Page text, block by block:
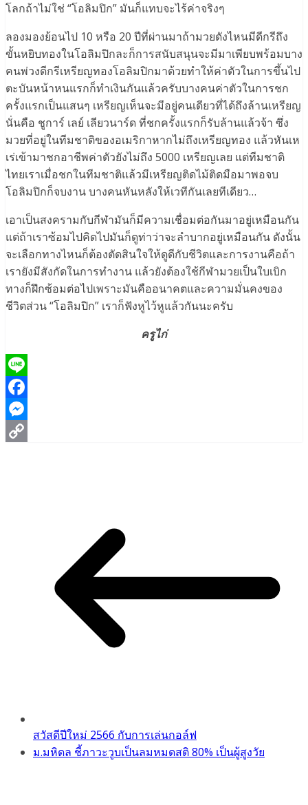
โลกถ้าไม่ใช่ “โอลิมปิก” มันก็แทบจะไร้ค่าจริงๆ
ลองมองย้อนไป 10 หรือ 20 ปีที่ผ่านมาถ้ามวยดังไหนมีดีกรีถึง
ขั้นหยิบทองในโอลิมปิกละก็การสนับสนุนจะมีมาเพียบพร้อมบาง
คนพ่วงดีกรีเหรียญทองโอลิมปิกมาด้วยทำให้ค่าตัวในการขึ้นไป
ตะบันหน้าหนแรกก็ทำเงินกันแล้วครับบางคนค่าตัวในการชก
ครั้งแรกเป็นแสนๆ เหรียญเห็นจะมีอยู่คนเดียวที่ได้ถึงล้านเหรียญ
นั่นคือ ชูการ์ เลย์ เลียวนาร์ด ที่ชกครั้งแรกก็รับล้านแล้วจ้า ซึ่ง
มวยที่อยู่ในทีมชาติของอเมริกาหากไม่ถึงเหรียญทอง แล้วหันเห
เร่เข้ามาชกอาชีพค่าตัวยังไม่ถึง 5000 เหรียญเลย แต่ทีมชาติ
ไทยเราเมื่อชกในทีมชาติแล้วมีเหรียญติดไม้ติดมือมาพอจบ
โอลิมปิกก็จบงาน บางคนหันหลังให้เวทีกันเลยทีเดียว…
เอาเป็นสงครามกับกีฬามันก็มีความเชื่อมต่อกันมาอยู่เหมือนกัน
แต่ถ้าเราซ้อมไปคิดไปมันก็ดูท่าว่าจะลำบากอยู่เหมือนกัน ดังนั้น
จะเลือกทางไหนก็ต้องตัดสินใจให้ดูดีกับชีวิตและการงานคือถ้า
เรายังมีสังกัดในการทำงาน แล้วยังต้องใช้กีฬามวยเป็นใบเบิก
ทางก็ฝึกซ้อมต่อไปเพราะมันคืออนาคตและความมั่นคงของ
ชีวิตส่วน “โอลิมปิก” เราก็ฟังหูไว้หูแล้วกันนะครับ
ครูไก่
Line
Facebook
Messenger
สวัสดีปีใหม่ 2566 กับการเล่นกอล์ฟ
ม.มหิดล ชี้ภาวะวูบเป็นลมหมดสติ 80% เป็นผู้สูงวัย